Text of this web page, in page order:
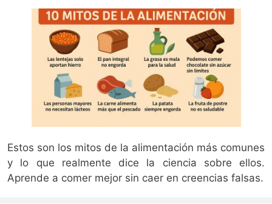
Estos son los mitos de la alimentación más comunes
y lo que realmente dice la ciencia sobre ellos.
Aprende a comer mejor sin caer en creencias falsas.